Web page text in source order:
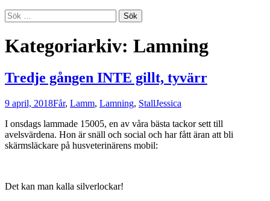
Sök
efter:
Kategoriarkiv: Lamning
Tredje gången INTE gillt, tyvärr
9 april, 2018Får, Lamm, Lamning, StallJessica
I onsdags lammade 15005, en av våra bästa tackor sett till
avelsvärdena. Hon är snäll och social och har fått äran att bli
skärmsläckare på husveterinärens mobil:
Det kan man kalla silverlockar!